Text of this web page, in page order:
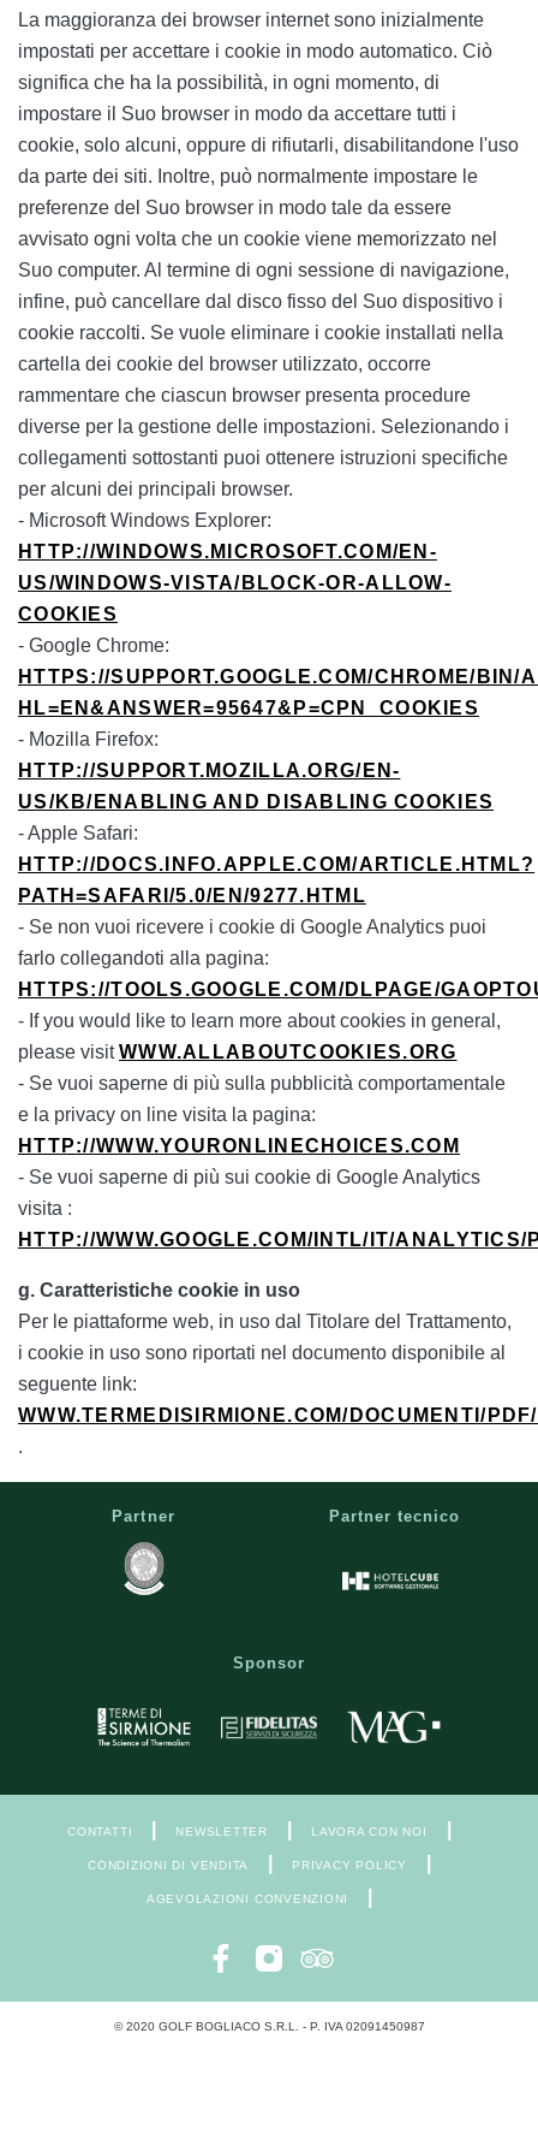
La maggioranza dei browser internet sono inizialmente
impostati per accettare i cookie in modo automatico. Ciò
significa che ha la possibilità, in ogni momento, di
impostare il Suo browser in modo da accettare tutti i
cookie, solo alcuni, oppure di rifiutarli, disabilitandone l'uso
da parte dei siti. Inoltre, può normalmente impostare le
preferenze del Suo browser in modo tale da essere
avvisato ogni volta che un cookie viene memorizzato nel
Suo computer. Al termine di ogni sessione di navigazione,
infine, può cancellare dal disco fisso del Suo dispositivo i
cookie raccolti. Se vuole eliminare i cookie installati nella
cartella dei cookie del browser utilizzato, occorre
rammentare che ciascun browser presenta procedure
diverse per la gestione delle impostazioni. Selezionando i
collegamenti sottostanti puoi ottenere istruzioni specifiche
per alcuni dei principali browser.
- Microsoft Windows Explorer:
HTTP://WINDOWS.MICROSOFT.COM/EN-
US/WINDOWS-VISTA/BLOCK-OR-ALLOW-
COOKIES
- Google Chrome:
HTTPS://SUPPORT.GOOGLE.COM/CHROME/BIN/
HL=EN&ANSWER=95647&P=CPN_COOKIES
- Mozilla Firefox:
HTTP://SUPPORT.MOZILLA.ORG/EN-
US/KB/ENABLING AND DISABLING COOKIES
- Apple Safari:
HTTP://DOCS.INFO.APPLE.COM/ARTICLE.HTML?
PATH=SAFARI/5.0/EN/9277.HTML
- Se non vuoi ricevere i cookie di Google Analytics puoi
farlo collegandoti alla pagina:
HTTPS://TOOLS.GOOGLE.COM/DLPAGE/
- If you would like to learn more about cookies in general,
please visitWWW.ALLABOUTCOOKIES.ORG
- Se vuoi saperne di più sulla pubblicità comportamentale
e la privacy on line visita la pagina:
HTTP://WWW.YOURONLINECHOICES.COM
- Se vuoi saperne di più sui cookie di Google Analytics
visita :
HTTP://WWW.GOOGLE.COM/INTL/IT/ANALYTICS/
g. Caratteristiche cookie in uso
Per le piattaforme web, in uso dal Titolare del Trattamento,
i cookie in uso sono riportati nel documento disponibile al
seguente link:
WWW.TERMEDISIRMIONE.COM/DOCUMENTI/
.
Partner Partner tecnico
Sponsor
CONTATTI NEWSLETTER LAVORA CON NOI
CONDIZIONI DI VENDITA PRIVACY POLICY
AGEVOLAZIONI CONVENZIONI
© 2020 GOLF BOGLIACO S.R.L. - P. IVA 02091450987